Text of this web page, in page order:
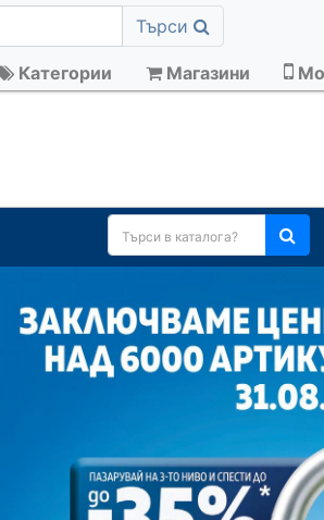
Търси
Категории Магазини